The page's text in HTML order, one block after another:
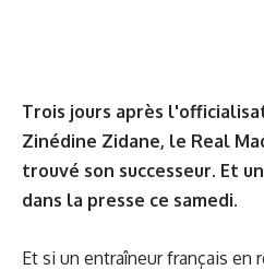
Trois jours après
Zinédine Zidane, le Real
trouvé son successeur. Et
dans la presse ce samedi.
Et si un entraîneur français en